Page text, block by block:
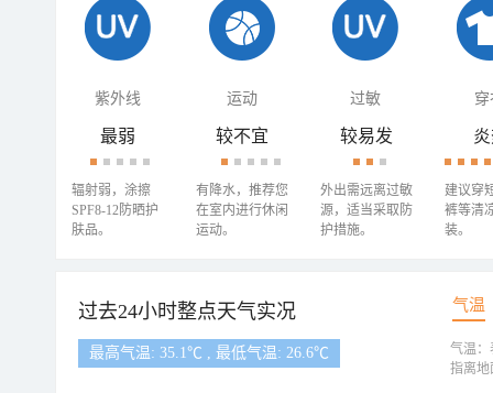
紫外线 运动 过敏 穿
最弱
辐射弱，涂擦
SPF8-12防晒护
肤品。
较不宜
有降水，推荐您
在室内进行休闲
运动。
较易发
外出需远离过敏
源，适当采取防
护措施。
建议穿
裤等清
装。
过去24小时整点天气实况 气温
最高气温: 35.1℃ , 最低气温: 26.6℃
气温：
指离地